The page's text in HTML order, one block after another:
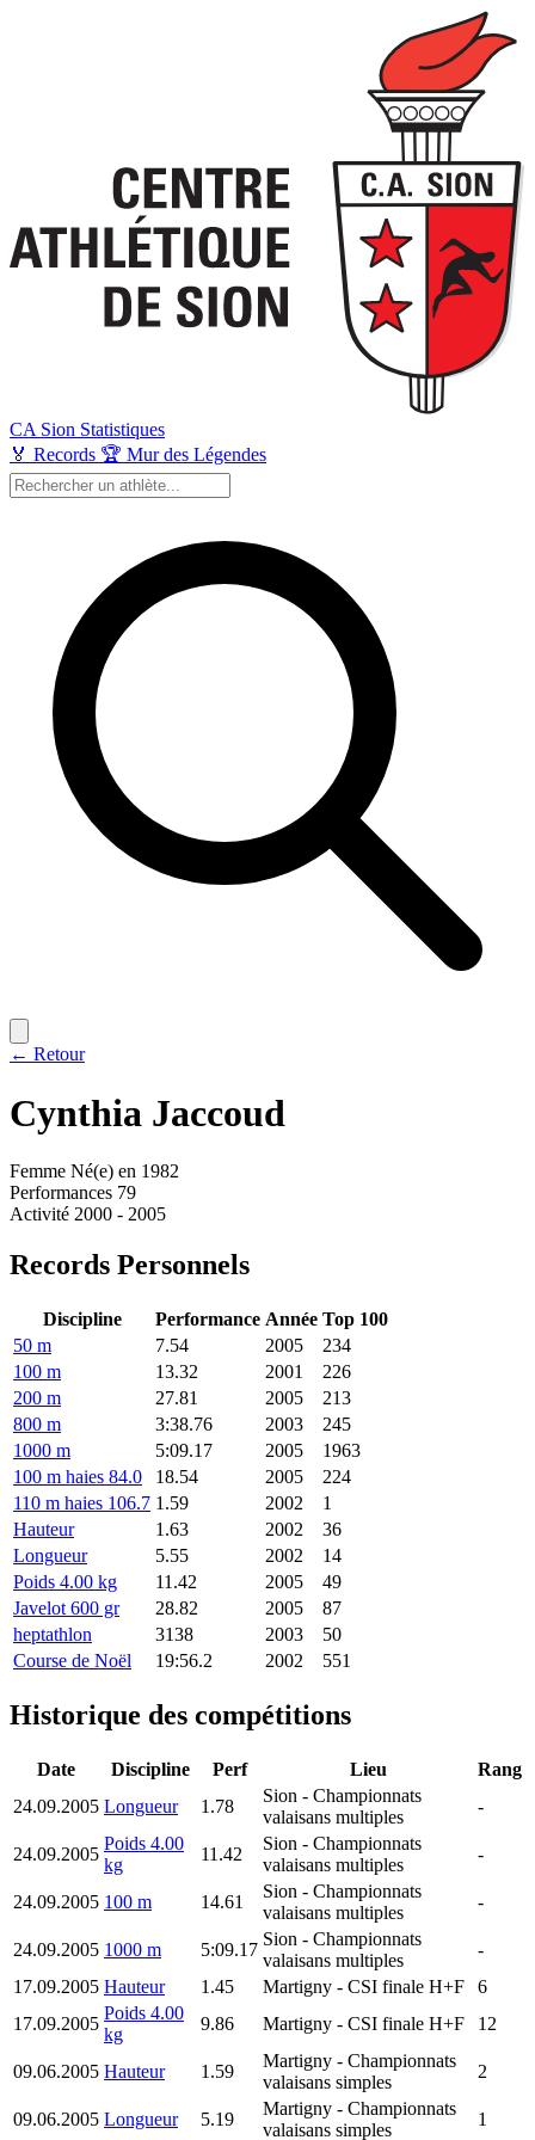
CA Sion Statistiques
🏅 Records 🏆 Mur des Légendes
← Retour
Cynthia Jaccoud
Femme Né(e) en 1982
Performances 79
Activité 2000 - 2005
Records Personnels
Discipline Performance Année Top 100
50 m
7.54 2005
234
100 m
13.32 2001
226
200 m
27.81 2005
213
800 m
3:38.76 2003
245
1000 m
5:09.17 2005
1963
100 m haies 84.0
18.54 2005
224
110 m haies 106.7 1.59 2002
1
Hauteur
1.63 2002
36
Longueur
5.55 2002
14
Poids 4.00 kg
11.42 2005
49
Javelot 600 gr
28.82 2005
87
heptathlon
3138 2003
50
Course de Noël
19:56.2 2002 551
Historique des compétitions
Date Discipline Perf Lieu
Rang
24.09.2005 Longueur 1.78
Sion - Championnats
valaisans multiples
-
24.09.2005
Poids 4.00
kg
11.42
Sion - Championnats
valaisans multiples
-
24.09.2005 100 m 14.61
Sion - Championnats
valaisans multiples
-
24.09.2005 1000 m 5:09.17
Sion - Championnats
valaisans multiples
-
17.09.2005 Hauteur 1.45 Martigny - CSI finale H+F
6
17.09.2005
Poids 4.00
kg
9.86 Martigny - CSI finale H+F 12
09.06.2005 Hauteur 1.59
Martigny - Championnats
valaisans simples
2
09.06.2005 Longueur 5.19
Martigny - Championnats
valaisans simples
1